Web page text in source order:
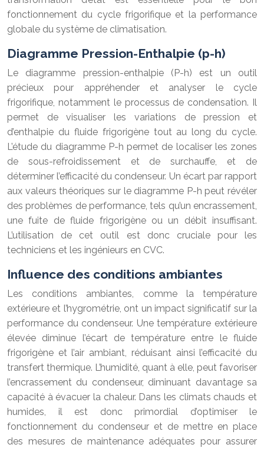
fonctionnement du cycle frigorifique et la performance
globale du système de climatisation.
Diagramme Pression-Enthalpie (p-h)
Le diagramme pression-enthalpie (P-h) est un outil
précieux pour appréhender et analyser le cycle
frigorifique, notamment le processus de condensation. Il
permet de visualiser les variations de pression et
d’enthalpie du fluide frigorigène tout au long du cycle.
L’étude du diagramme P-h permet de localiser les zones
de sous-refroidissement et de surchauffe, et de
déterminer l’efficacité du condenseur. Un écart par rapport
aux valeurs théoriques sur le diagramme P-h peut révéler
des problèmes de performance, tels qu’un encrassement,
une fuite de fluide frigorigène ou un débit insuffisant.
L’utilisation de cet outil est donc cruciale pour les
techniciens et les ingénieurs en CVC.
Influence des conditions ambiantes
Les conditions ambiantes, comme la température
extérieure et l’hygrométrie, ont un impact significatif sur la
performance du condenseur. Une température extérieure
élevée diminue l’écart de température entre le fluide
frigorigène et l’air ambiant, réduisant ainsi l’efficacité du
transfert thermique. L’humidité, quant à elle, peut favoriser
l’encrassement du condenseur, diminuant davantage sa
capacité à évacuer la chaleur. Dans les climats chauds et
humides, il est donc primordial d’optimiser le
fonctionnement du condenseur et de mettre en place
des mesures de maintenance adéquates pour assurer